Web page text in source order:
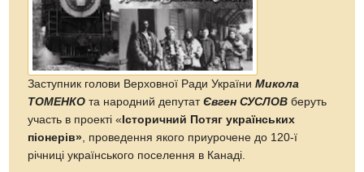
Заступник голови Верховної Ради УкраїниМикола
ТОМЕНКО та народний депутатЄвген СУСЛОВ беруть
участь в проекті « Історичний Потяг українських
піонерів» , проведення якого приурочене до 120-ї
річниці українського поселення в Канаді.